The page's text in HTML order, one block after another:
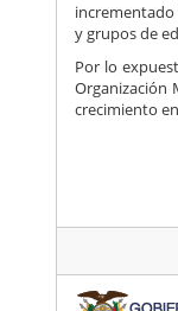
incrementado
y grupos de
Por lo
Organización
crecimiento